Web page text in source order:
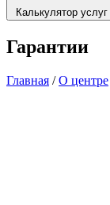
Калькулятор услуг
Гарантии
Главная /О центре